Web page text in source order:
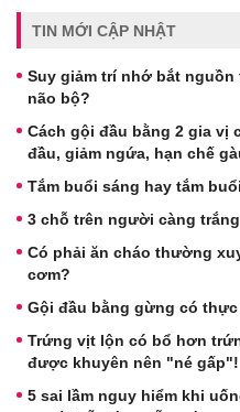
TIN MỚI CẬP NHẬT
Suy giảm trí nhớ bắt
não bộ?
Cách gội đầu bằng 2 gia vị
đầu, giảm ngứa, hạn chế
Tắm buổi sáng hay tắm
3 chỗ trên người càng
Có phải ăn cháo thường
cơm?
Gội đầu bằng gừng có
Trứng vịt lộn có bổ hơn
được khuyên nên "né gấp"!
5 sai lầm nguy hiểm khi